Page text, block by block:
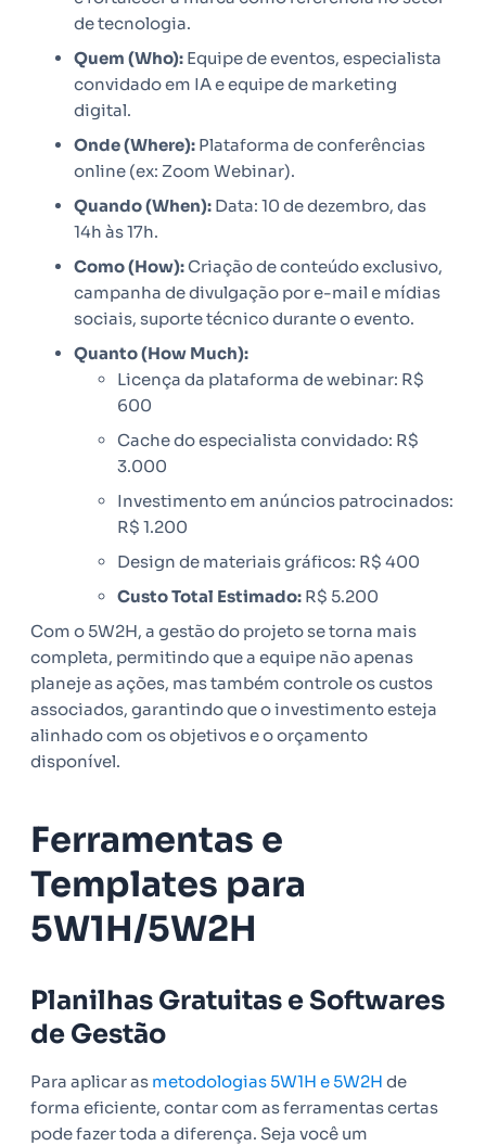
de tecnologia.
Quem (Who): Equipe de eventos, especialista
convidado em IA e equipe de marketing
digital.
Onde (Where): Plataforma de conferências
online (ex: Zoom Webinar).
Quando (When): Data: 10 de dezembro, das
14h às 17h.
Como (How):Criação de conteúdo exclusivo,
campanha de divulgação por e-mail e mídias
sociais, suporte técnico durante o evento.
Quanto (How Much):
Licença da plataforma de webinar: R$
600
Cache do especialista convidado: R$
3.000
Investimento em anúncios patrocinados:
R$ 1.200
Design de materiais gráficos: R$ 400
Custo Total Estimado: R$ 5.200
Com o 5W2H, a gestão do projeto se torna mais
completa, permitindo que a equipe não apenas
planeje as ações, mas também controle os custos
associados, garantindo que o investimento esteja
alinhado com os objetivos e o orçamento
disponível.
Ferramentas e
Templates para
5W1H/5W2H
Planilhas Gratuitas e Softwares
de Gestão
Para aplicar as metodologias 5W1H e 5W2H de
forma eficiente, contar com as ferramentas certas
pode fazer toda a diferença. Seja você um